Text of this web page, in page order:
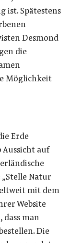
ist. Spätestens
Desmond
die
Möglichkeit
Erde
Aussicht auf
Natur
mit dem
Website
dass man
Die